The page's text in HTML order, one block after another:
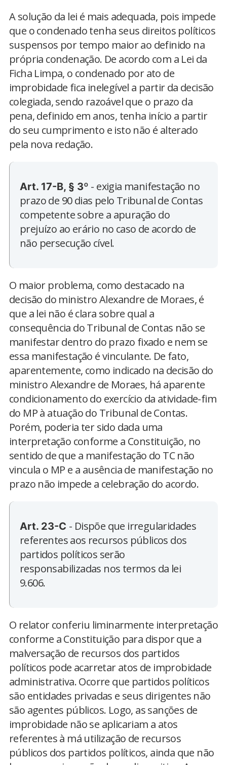
A solução da lei é mais adequada, pois impede
que o condenado tenha seus direitos políticos
suspensos por tempo maior ao definido na
própria condenação. De acordo com a Lei da
Ficha Limpa, o condenado por ato de
improbidade fica inelegível a partir da decisão
colegiada, sendo razoável que o prazo da
pena, definido em anos, tenha início a partir
do seu cumprimento e isto não é alterado
pela nova redação.
Art. 17-B, § 3º - exigia manifestação no
prazo de 90 dias pelo Tribunal de Contas
competente sobre a apuração do
prejuízo ao erário no caso de acordo de
não persecução cível.
O maior problema, como destacado na
decisão do ministro Alexandre de Moraes, é
que a lei não é clara sobre qual a
consequência do Tribunal de Contas não se
manifestar dentro do prazo fixado e nem se
essa manifestação é vinculante. De fato,
aparentemente, como indicado na decisão do
ministro Alexandre de Moraes, há aparente
condicionamento do exercício da atividade-fim
do MP à atuação do Tribunal de Contas.
Porém, poderia ter sido dada uma
interpretação conforme a Constituição, no
sentido de que a manifestação do TC não
vincula o MP e a ausência de manifestação no
prazo não impede a celebração do acordo.
Art. 23-C - Dispõe que irregularidades
referentes aos recursos públicos dos
partidos políticos serão
responsabilizadas nos termos da lei
9.606.
O relator conferiu liminarmente interpretação
conforme a Constituição para dispor que a
malversação de recursos dos partidos
políticos pode acarretar atos de improbidade
administrativa. Ocorre que partidos políticos
são entidades privadas e seus dirigentes não
são agentes públicos. Logo, as sanções de
improbidade não se aplicariam a atos
referentes à má utilização de recursos
públicos dos partidos políticos, ainda que não